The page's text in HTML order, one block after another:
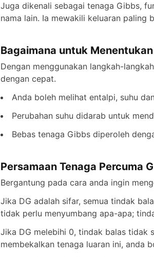
Juga dikenali sebagai tenaga Gibbs,
nama lain. Ia mewakili keluaran paling
Bagaimana untuk
Dengan menggunakan langkah-
dengan cepat.
Anda boleh melihat entalpi, suhu
Perubahan suhu didarab untuk
Bebas tenaga Gibbs diperoleh
Persamaan Tenaga Percuma
Bergantung pada cara anda ingin
Jika DG adalah sifar, semua tindak
tidak perlu menyumbang apa-apa;
Jika DG melebihi 0, tindak balas tidak
membekalkan tenaga luaran ini, anda